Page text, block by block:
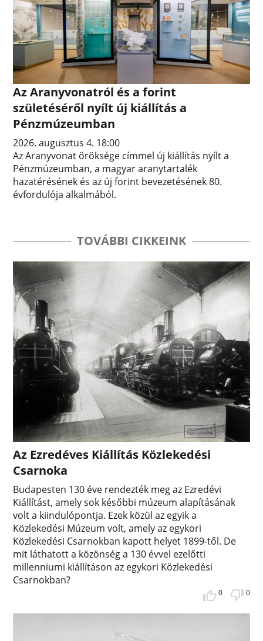
Az Aranyvonatról és a forint
születéséről nyílt új kiállítás a
Pénzmúzeumban
2026. augusztus 4. 18:00
Az Aranyvonat öröksége címmel új kiállítás nyílt a
Pénzmúzeumban, a magyar aranytartalék
hazatérésének és az új forint bevezetésének 80.
évfordulója alkalmából.
TOVÁBBI CIKKEINK
Az Ezredéves Kiállítás Közlekedési
Csarnoka
Budapesten 130 éve rendezték meg az Ezredévi
Kiállítást, amely sok későbbi múzeum alapításának
volt a kiindulópontja. Ezek közül az egyik a
Közlekedési Múzeum volt, amely az egykori
Közlekedési Csarnokban kapott helyet 1899-től. De
mit láthatott a közönség a 130 évvel ezelőtti
millenniumi kiállításon az egykori Közlekedési
Csarnokban?
0 0